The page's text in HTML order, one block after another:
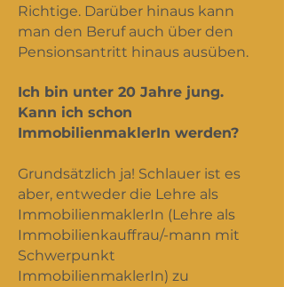
Richtige. Darüber hinaus kann
man den Beruf auch über den
Pensionsantritt hinaus ausüben.
Ich bin unter 20 Jahre jung.
Kann ich schon
ImmobilienmaklerIn werden?
Grundsätzlich ja! Schlauer ist es
aber, entweder die Lehre als
ImmobilienmaklerIn (Lehre als
Immobilienkauffrau/-mann mit
Schwerpunkt
ImmobilienmaklerIn) zu